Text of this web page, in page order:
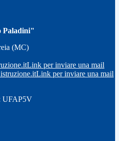
Paladini"
(MC)
Link per inviare una mail
Link per inviare una mail
UFAP5V